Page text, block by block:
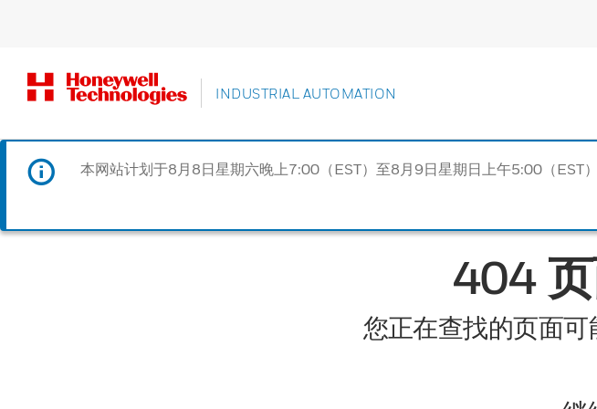
INDUSTRIAL AUTOMATION
本网站计划于8月8日星期六晚上7:00（EST）至8月9日星期日上午5:00（EST
404
您正在查找的页面可